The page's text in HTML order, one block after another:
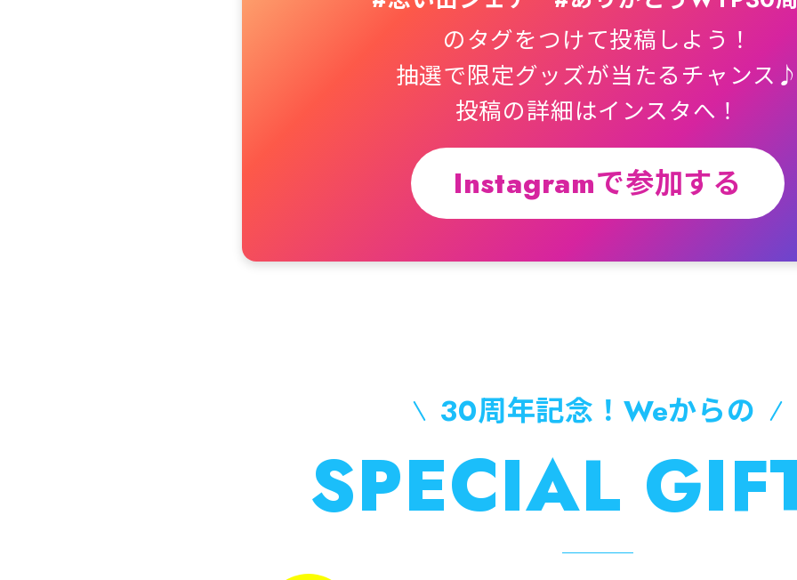
のタグをつけて投稿しよう！
抽選で限定グッズが当たるチャンス
投稿の詳細はインスタへ！
Instagramで参加する
30周年記念！Weからの
SPECIAL